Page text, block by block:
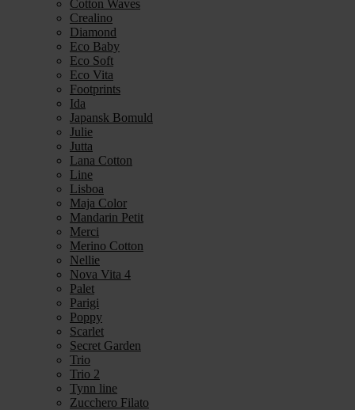
Cotton Waves
Crealino
Diamond
Eco Baby
Eco Soft
Eco Vita
Footprints
Ida
Japansk Bomuld
Julie
Jutta
Lana Cotton
Line
Lisboa
Maja Color
Mandarin Petit
Merci
Merino Cotton
Nellie
Nova Vita 4
Palet
Parigi
Poppy
Scarlet
Secret Garden
Trio
Trio 2
Tynn line
Zucchero Filato